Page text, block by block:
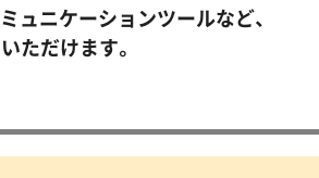
ュニケーションツールなど、
ただけます。